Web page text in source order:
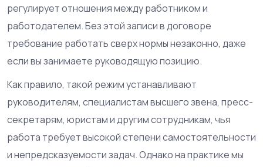
регулирует отношения между работником и
работодателем. Без этой записи в договоре
требование работать сверх нормы незаконно, даже
если вы занимаете руководящую позицию.
Как правило, такой режим устанавливают
руководителям, специалистам высшего звена, пресс-
секретарям, юристам и другим сотрудникам, чья
работа требует высокой степени самостоятельности
и непредсказуемости задач. Однако на практике мы